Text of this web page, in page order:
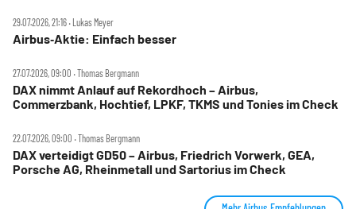
29.07.2026, 21:16 ‧ Lukas Meyer
Airbus‑Aktie: Einfach besser
27.07.2026, 09:00 ‧ Thomas Bergmann
DAX nimmt Anlauf auf Rekordhoch – Airbus,
Commerzbank, Hochtief, LPKF, TKMS und Tonies im Check
22.07.2026, 09:00 ‧ Thomas Bergmann
DAX verteidigt GD50 – Airbus, Friedrich Vorwerk, GEA,
Porsche AG, Rheinmetall und Sartorius im Check